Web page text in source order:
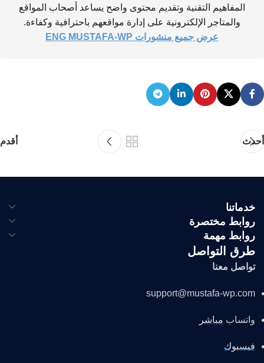
المفاهيم التقنية وتقديم محتوى واضح يساعد أصحاب المواقع
والمتاجر الإلكترونية على إدارة مواقعهم باحترافية وكفاءة.
عرض جميع منشورات ENG MUSTAFA-WP
أحدث أقدم
خدماتنا
روابط مختصرة
روابط مهمة
طرق التواصل
تواصل معنا
support@mustafa-wp.com
واتساب مباشر
فيسبوك